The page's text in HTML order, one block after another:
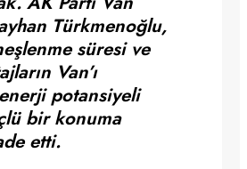
Türkmenoğlu,
süresi ve
Van’ı
potansiyeli
bir konuma
etti.